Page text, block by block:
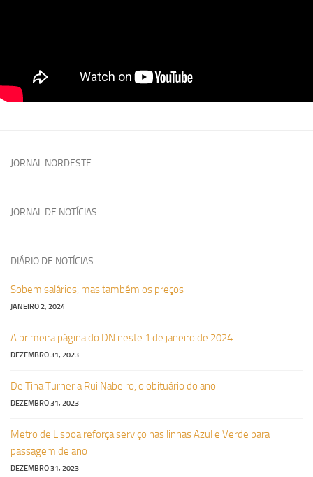
JORNAL NORDESTE
JORNAL DE NOTÍCIAS
DIÁRIO DE NOTÍCIAS
Sobem salários, mas também os preços
JANEIRO 2, 2024
A primeira página do DN neste 1 de janeiro de 2024
DEZEMBRO 31, 2023
De Tina Turner a Rui Nabeiro, o obituário do ano
DEZEMBRO 31, 2023
Metro de Lisboa reforça serviço nas linhas Azul e Verde para
passagem de ano
DEZEMBRO 31, 2023